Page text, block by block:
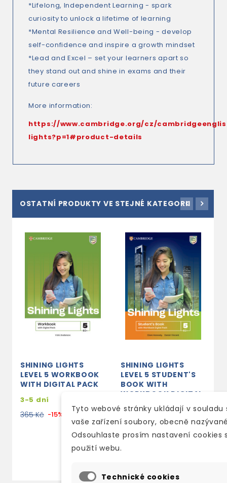
*Lifelong, Independent Learning - spark
curiosity to unlock a lifetime of learning
*Mental Resilience and Well-being - develop
self-confidence and inspire a growth mindset
*Lead and Excel – set your learners apart so
they stand out and shine in exams and their
future careers
More information:
https://www.cambridge.org/cz/
lights?p=1#product-details
OSTATNÍ PRODUKTY VE STEJNÉ KATEGORII
SHINING LIGHTS
LEVEL 5 WORKBOOK
WITH DIGITAL PACK
3-5 dní
365 Kč -15% 310 Kč
SHINING LIGHTS
LEVEL 5 STUDENT'S
BOOK WITH
WORKBOOK DIGITAL
PACK
na poptání u
dodavatele
675 Kč
Tyto webové stránky ukládají v souladu
vaše zařízení soubory, obecně
Odsouhlaste prosím nastavení cookies
použití webu.
Technické cookies